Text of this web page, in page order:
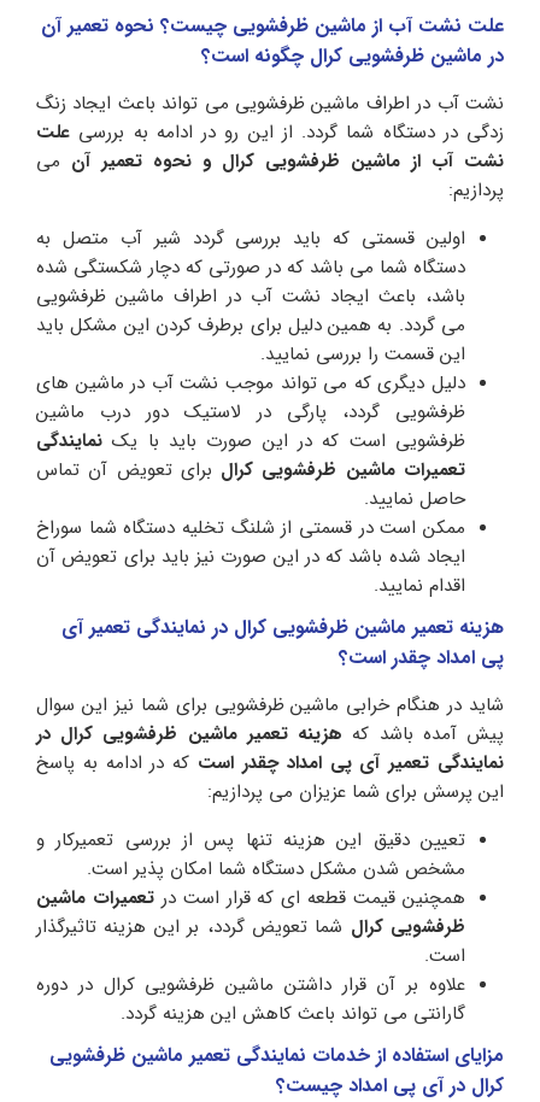
علت نشت آب از ماشین ظرفشویی چیست؟ نحوه تعمیر آن
در ماشین ظرفشویی کرال چگونه است؟
نشت آب در اطراف ماشین ظرفشویی می تواند باعث ایجاد زنگ
زدگی در دستگاه شما گردد. از این رو در ادامه به بررسی علت
نشت آب از ماشین ظرفشویی کرال و نحوه تعمیر آن می
پردازیم:
اولین قسمتی که باید بررسی گردد شیر آب متصل به
دستگاه شما می باشد که در صورتی که دچار شکستگی شده
باشد، باعث ایجاد نشت آب در اطراف ماشین ظرفشویی
می گردد. به همین دلیل برای برطرف کردن این مشکل باید
این قسمت را بررسی نمایید.
دلیل دیگری که می تواند موجب نشت آب در ماشین های
ظرفشویی گردد، پارگی در لاستیک دور درب ماشین
ظرفشویی است که در این صورت باید با یک نمایندگی
تعمیرات ماشین ظرفشویی کرال برای تعویض آن تماس
حاصل نمایید.
ممکن است در قسمتی از شلنگ تخلیه دستگاه شما سوراخ
ایجاد شده باشد که در این صورت نیز باید برای تعویض آن
اقدام نمایید.
هزینه تعمیر ماشین ظرفشویی کرال در نمایندگی تعمیر آی
پی امداد چقدر است؟
شاید در هنگام خرابی ماشین ظرفشویی برای شما نیز این سوال
پیش آمده باشد که هزینه تعمیر ماشین ظرفشویی کرال در
نمایندگی تعمیر آی پی امداد چقدر است که در ادامه به پاسخ
این پرسش برای شما عزیزان می پردازیم:
تعیین دقیق این هزینه تنها پس از بررسی تعمیرکار و
مشخص شدن مشکل دستگاه شما امکان پذیر است.
همچنین قیمت قطعه ای که قرار است درتعمیرات ماشین
ظرفشویی کرال شما تعویض گردد، بر این هزینه تاثیرگذار
است.
علاوه بر آن قرار داشتن ماشین ظرفشویی کرال در دوره
گارانتی می تواند باعث کاهش این هزینه گردد.
مزایای استفاده از خدمات نمایندگی تعمیر ماشین ظرفشویی
کرال در آی پی امداد چیست؟